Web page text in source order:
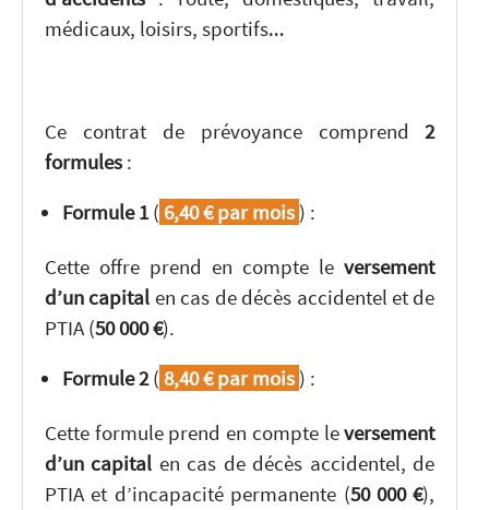
médicaux, loisirs, sportifs…
Ce contrat de prévoyance comprend2
formules :
Formule 1( 6,40 € par mois ) :
Cette offre prend en compte leversement
d’un capital en cas de décès accidentel et de
PTIA (50 000 €).
Formule 2( 8,40 € par mois ) :
Cette formule prend en compte leversement
d’un capital en cas de décès accidentel, de
PTIA et d’incapacité permanente (50 000 €),